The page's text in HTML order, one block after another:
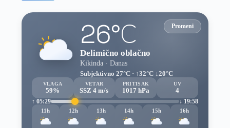
Promeni
26°C
Delimično oblačno
Kikinda · Danas
Subjektivno 27°C · ↑32°C ↓20°C
VLAGA
59%
VETAR
SSZ 4 m/s
PRITISAK
1017 hPa
UV
4
↑ 05:29
↓ 19:58
11h
12h 13h 14h 15h 16h